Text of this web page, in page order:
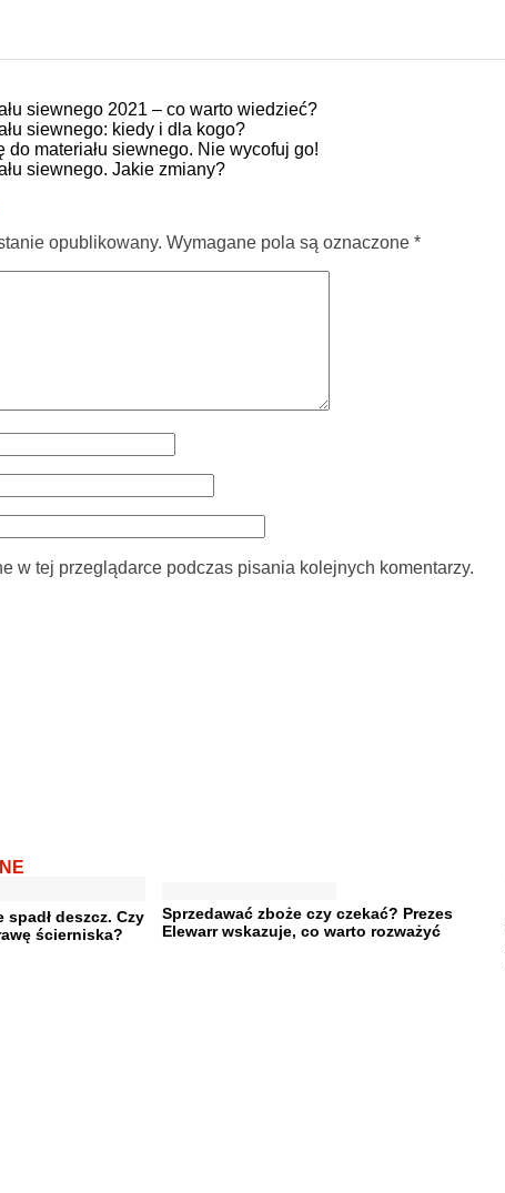
siewnego 2021 – co warto wiedzieć?
siewnego: kiedy i dla kogo?
do materiału siewnego. Nie wycofuj go!
siewnego. Jakie zmiany?
opublikowany. Wymagane pola są oznaczone *
w tej przeglądarce podczas pisania kolejnych komentarzy.
spadł deszcz. Czy
ścierniska?
Sprzedawać zboże czy czekać? Prezes
Elewarr wskazuje, co warto rozważyć